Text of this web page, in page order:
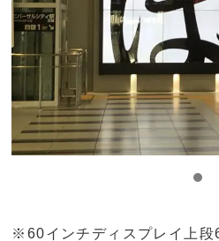
※60インチディスプレイ上段